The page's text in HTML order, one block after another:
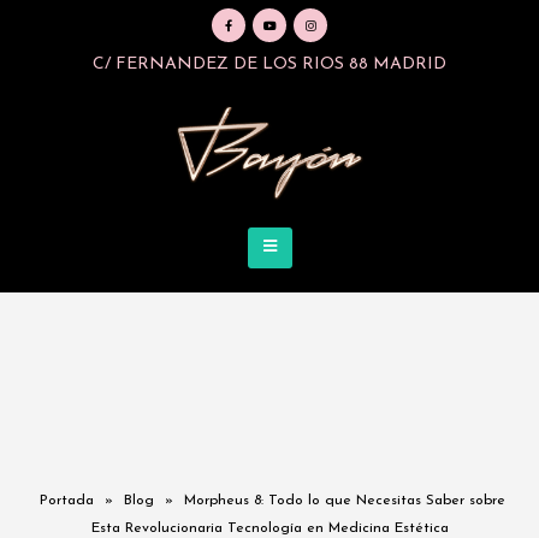
C/ FERNANDEZ DE LOS RIOS 88 MADRID
Portada » Blog »
Morpheus 8: Todo lo que Necesitas Saber sobre
Esta Revolucionaria Tecnología en Medicina Estética